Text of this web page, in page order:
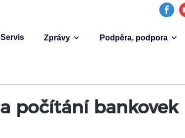
Servis Zprávy Podpěra, podpora
počítání bankovek